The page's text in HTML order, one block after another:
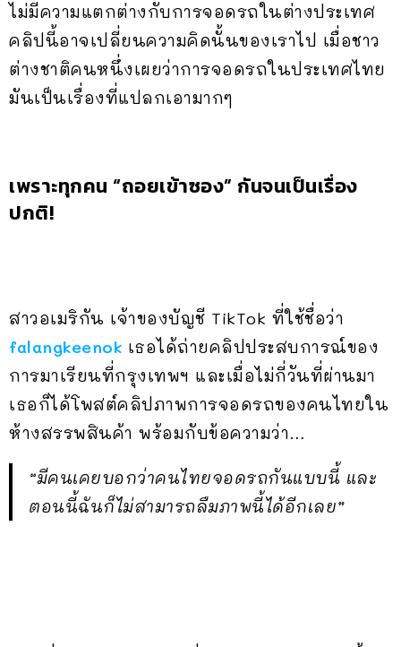
ไม่มีความแตกต่างกับการจอดรถในต่างประเทศ
คลิปนี้อาจเปลี่ยนความคิดนั้นของเราไป เมื่อชาว
ต่างชาติคนหนึ่งเผยว่าการจอดรถในประเทศไทย
มันเป็นเรื่องที่แปลกเอามากๆ
เพราะทุกคน “ถอยเข้าซอง” กันจนเป็นเรื่อง
ปกติ!
สาวอเมริกัน เจ้าของบัญชี TikTok ที่ใช้ชื่อว่า
falangkeenok เธอได้ถ่ายคลิปประสบการณ์ของ
การมาเรียนที่กรุงเทพฯ และเมื่อไม่กี่วันที่ผ่านมา
เธอก็ได้โพสต์คลิปภาพการจอดรถของคนไทยใน
ห้างสรรพสินค้า พร้อมกับข้อความว่า…
“มีคนเคยบอกว่าคนไทยจอดรถกันแบบนี้ และ
ตอนนี้ฉันก็ไม่สามารถลืมภาพนี้ได้อีกเลย”